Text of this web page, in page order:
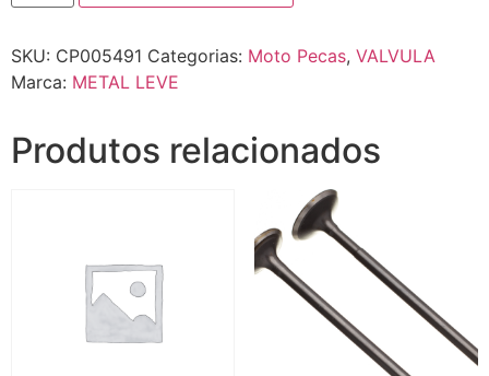
SKU: CP005491 Categorias: Moto Pecas, VALVULA
Marca: METAL LEVE
Produtos relacionados